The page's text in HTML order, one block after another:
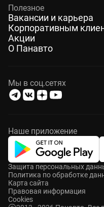
Полезное
Вакансии и карьера
Корпоративным
Акции
О Панавто
Мы в соц.сетях
Наше приложение
Защита персональных
Политика по обработке
Карта сайта
Правовая информация
Cookies